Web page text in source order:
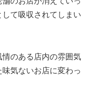
て吸収されてしまい
のある店内の雰囲気
気ないお店に変わっ